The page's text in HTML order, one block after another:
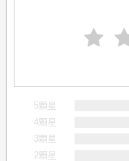
5顆星
4顆星
3顆星
2顆星